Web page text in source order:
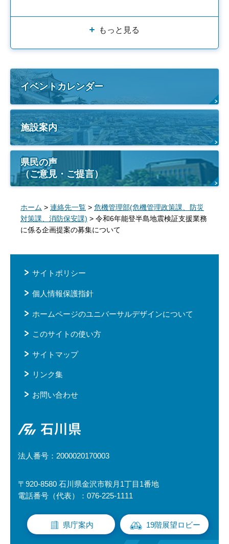
もっと見る
イベントカレンダー
施設案内
県民の声
（ご意見・ご提言）
ホーム > 連絡先一覧 > 危機管理部(危機管理政策課、防災
対策課、消防保安課) > 令和6年能登半島地震検証支援業務
に係る企画提案の募集について
サイトポリシー
個人情報保護指針
ホームページのユニバーサルデザインについて
このサイトの使い方
サイトマップ
リンク集
お問い合わせ
石川県
法人番号：2000020170003
〒920-8580 石川県金沢市鞍月1丁目1番地
電話番号（代表）：076-225-1111
県庁案内 19階展望ロビー